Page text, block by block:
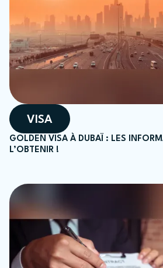
VISA
GOLDEN VISA À DUBAÏ : LES
L’OBTENIR !